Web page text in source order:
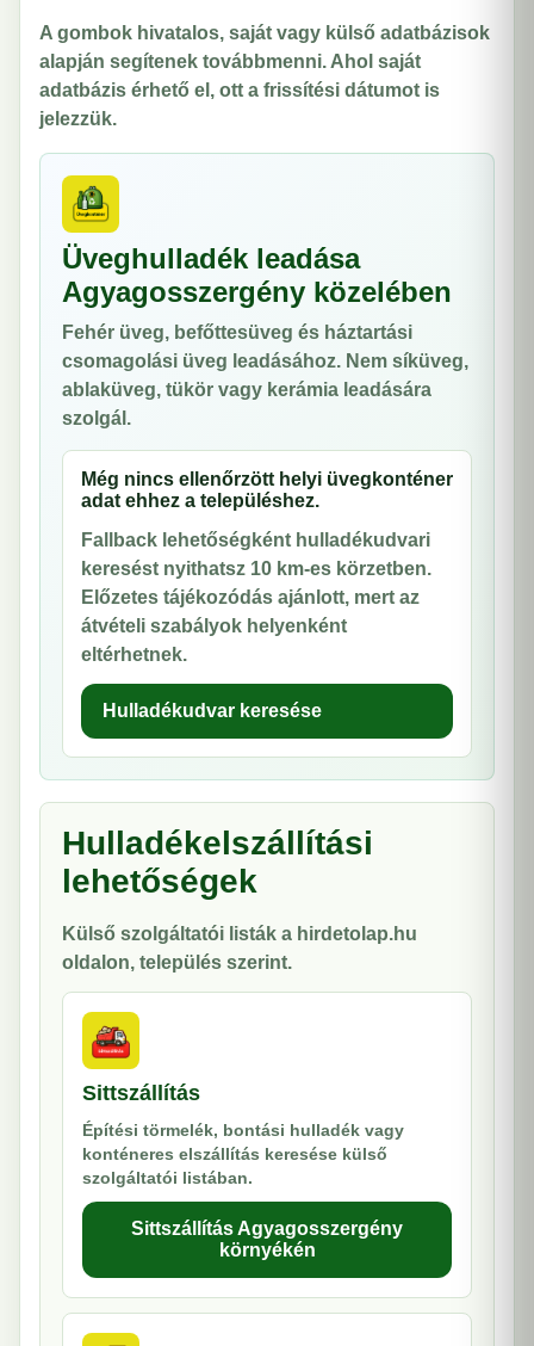
A gombok hivatalos, saját vagy külső adatbázisok
alapján segítenek továbbmenni. Ahol saját
adatbázis érhető el, ott a frissítési dátumot is
jelezzük.
Üveghulladék leadása
Agyagosszergény közelében
Fehér üveg, befőttesüveg és háztartási
csomagolási üveg leadásához. Nem síküveg,
ablaküveg, tükör vagy kerámia leadására
szolgál.
Még nincs ellenőrzött helyi üvegkonténer
adat ehhez a településhez.
Fallback lehetőségként hulladékudvari
keresést nyithatsz 10 km-es körzetben.
Előzetes tájékozódás ajánlott, mert az
átvételi szabályok helyenként
eltérhetnek.
Hulladékudvar keresése
Hulladékelszállítási
lehetőségek
Külső szolgáltatói listák a hirdetolap.hu
oldalon, település szerint.
Sittszállítás
Építési törmelék, bontási hulladék vagy
konténeres elszállítás keresése külső
szolgáltatói listában.
Sittszállítás Agyagosszergény
környékén